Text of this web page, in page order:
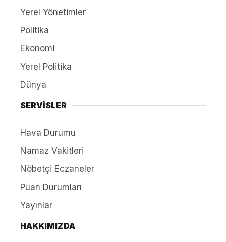
Yerel Yönetimler
Politika
Ekonomi
Yerel Politika
Dünya
SERVİSLER
Hava Durumu
Namaz Vakitleri
Nöbetçi Eczaneler
Puan Durumları
Yayınlar
HAKKIMIZDA